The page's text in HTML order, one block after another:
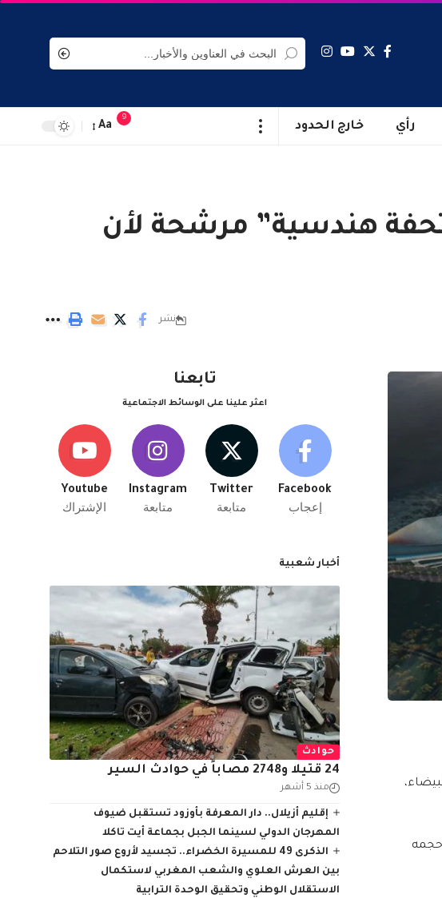
رأي خارج الحدود
9
Aa
هندسية” مرشحة لأن
نشر
بطموحه وحجمه
تابعنا
اعثر علينا على الوسائط الاجتماعية
Facebook
إعجاب
Twitter
متابعة
Instagram
متابعة
Youtube
الإشتراك
أخبار شعبية
حوادث
24 قتيلا و2748 مصاباً في حوادث السير
منذ 5 أشهر
إقليم أزيلال.. دار المعرفة بأوزود تستقبل ضيوف
المهرجان الدولي لسينما الجبل بجماعة أيت تاكلا
الذكرى 49 للمسيرة الخضراء.. تجسيد لأروع صور التلاحم
بين العرش العلوي والشعب المغربي لاستكمال
الاستقلال الوطني وتحقيق الوحدة الترابية